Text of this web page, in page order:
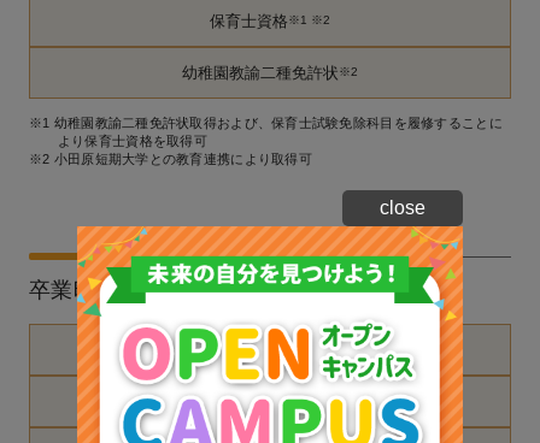
保育士資格※1 ※2
幼稚園教諭二種免許状※2
※1 幼稚園教諭二種免許状取得および、保育士試験免除科目を履修することに
より保育士資格を取得可
※2 小田原短期大学との教育連携により取得可
卒業時に取得できる称号・学位・資格
専門士〈文部科学省〉
短期大学士〈文部科学省〉 ※
close